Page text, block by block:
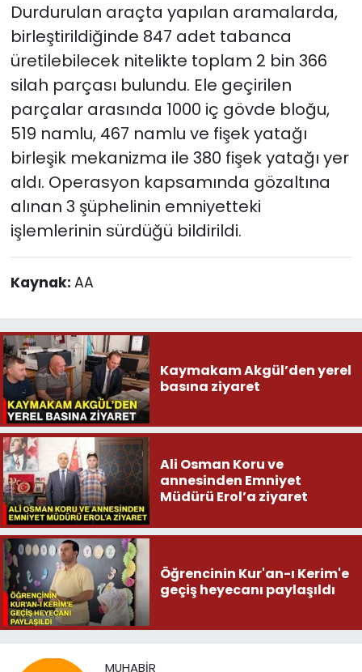
Durdurulan araçta yapılan aramalarda,
birleştirildiğinde 847 adet tabanca
üretilebilecek nitelikte toplam 2 bin 366
silah parçası bulundu. Ele geçirilen
parçalar arasında 1000 iç gövde bloğu,
519 namlu, 467 namlu ve fişek yatağı
birleşik mekanizma ile 380 fişek yatağı yer
aldı. Operasyon kapsamında gözaltına
alınan 3 şüphelinin emniyetteki
işlemlerinin sürdüğü bildirildi.
Kaynak: AA
Kaymakam Akgül’den yerel
basına ziyaret
Ali Osman Koru ve
annesinden Emniyet
Müdürü Erol’a ziyaret
Öğrencinin Kur'an-ı Kerim'e
geçiş heyecanı paylaşıldı
MUHABIR